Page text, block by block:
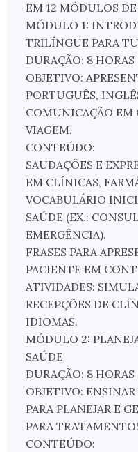
EM 12 MÓDULOS
MÓDULO 1:
TRILÍNGUE PARA
DURAÇÃO: 8 HORAS
OBJETIVO:
PORTUGUÊS,
COMUNICAÇÃO EM
VIAGEM.
CONTEÚDO:
SAUDAÇÕES E
EM CLÍNICAS,
VOCABULÁRIO
SAÚDE (EX.:
EMERGÊNCIA).
FRASES PARA
PACIENTE EM
ATIVIDADES:
RECEPÇÕES DE
IDIOMAS.
MÓDULO 2:
SAÚDE
DURAÇÃO: 8 HORAS
OBJETIVO:
PARA PLANEJAR E
PARA
CONTEÚDO: